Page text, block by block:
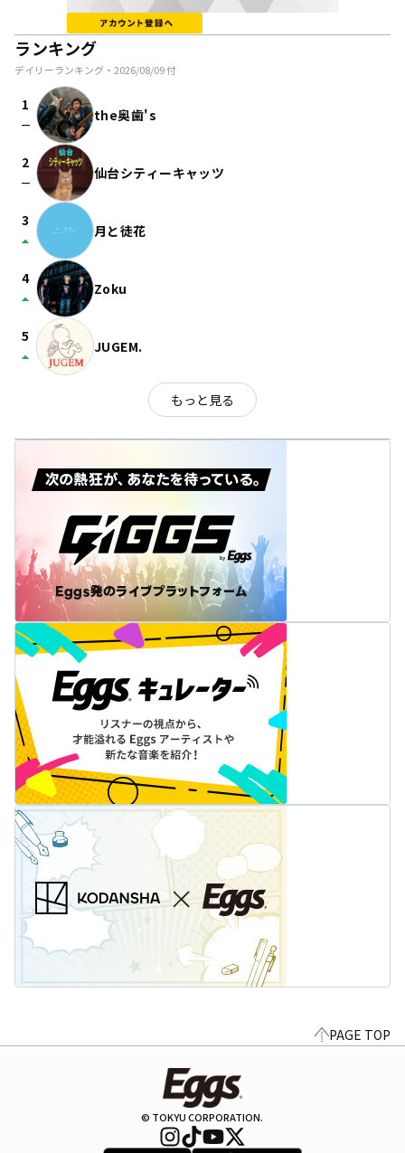
ランキング
デイリーランキング・ 2026/08/09付
1
check_indeterminate_small the奥歯's
2
check_indeterminate_small 仙台シティーキャッツ
3
arrow_drop_up 月と徒花
4
arrow_drop_up Zoku
5
arrow_drop_up JUGEM.
もっと見る
PAGE TOP
© TOKYU CORPORATION.